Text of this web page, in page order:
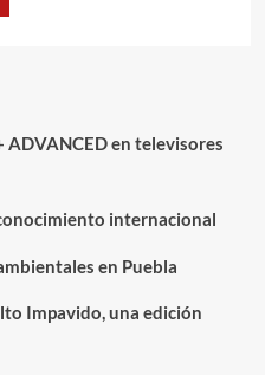
en televisores
internacional
en Puebla
Impavido, una edición